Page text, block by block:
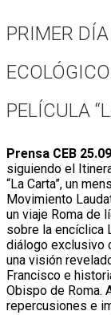
PRIMER
PELÍCULA
Prensa CEB
siguiendo el
“La Carta”, un
Movimiento
un viaje Roma de
sobre la encíclica
diálogo exclusivo
una visión
Francisco e
Obispo de Roma.
repercusiones e